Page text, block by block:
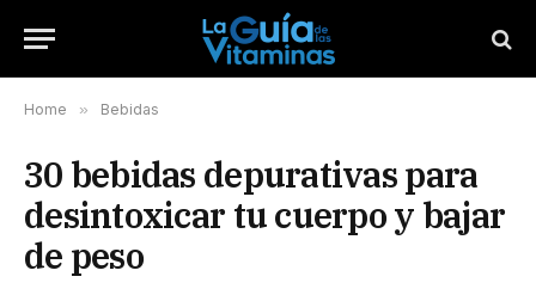
Home » Bebidas
30 bebidas depurativas para
desintoxicar tu cuerpo y bajar
de peso